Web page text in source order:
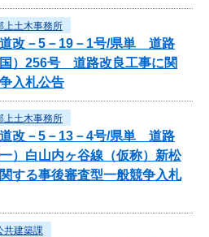
上土木事務所
道改－5－19－1号/県単 道路
）256号 道路改良工事に関
入札公告
上土木事務所
道改－5－13－4号/県単 道路
）白山内ヶ谷線（仮称）新松
る事後審査型一般競争入札
共建築課